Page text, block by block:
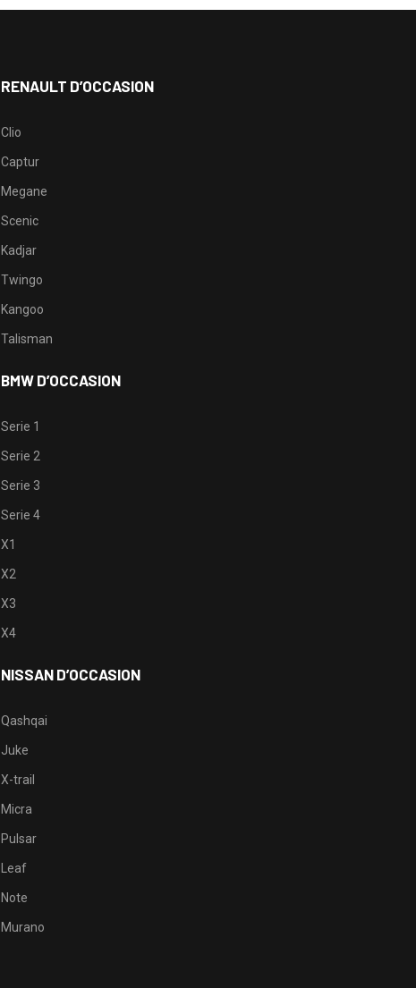
RENAULT D’OCCASION
Clio
Captur
Megane
Scenic
Kadjar
Twingo
Kangoo
Talisman
BMW D’OCCASION
Serie 1
Serie 2
Serie 3
Serie 4
X1
X2
X3
X4
NISSAN D’OCCASION
Qashqai
Juke
X-trail
Micra
Pulsar
Leaf
Note
Murano